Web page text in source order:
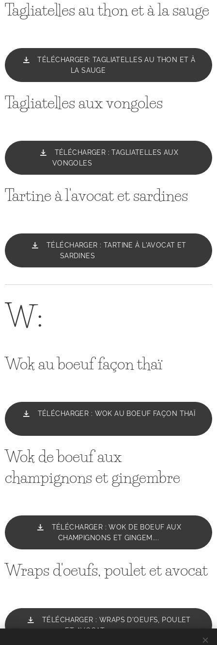
Tagliatelles au thon et à la sauge
TÉLÉCHARGER: TAGLIATELLES AU THON ET À
LA SAUGE
Tagliatelles aux vongoles
TÉLÉCHARGER : TAGLIATELLES AUX
VONGOLES
Tartine à l'avocat et sardines
TÉLÉCHARGER : TARTINE À L'AVOCAT ET
SARDINES
W:
Wok au boeuf façon thaï
TÉLÉCHARGER : WOK AU BOEUF FAÇON THAÏ
Wok de boeuf aux
champignons et gingembre
TÉLÉCHARGER : WOK DE BOEUF AUX
CHAMPIGNONS ET GINGEM....
Wraps d'oeufs, poulet et avocat
TÉLÉCHARGER : WRAPS D'OEUFS, POULET
ET AVOCAT